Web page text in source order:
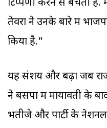
टिप्पणी करने से बचती हैं.
तेवरों ने उनके बारे में
किया है."
यह संशय और बढ़ा जब
ने बसपा में मायावती के
भतीजे और पार्टी के